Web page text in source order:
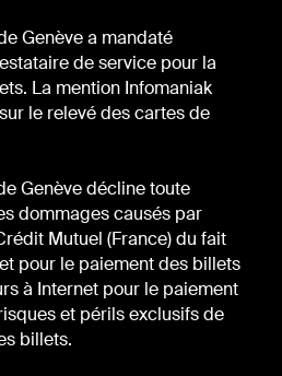
Genève a mandaté
de service pour la
La mention Infomaniak
le relevé des cartes de
Genève décline toute
dommages causés par
Mutuel (France) du fait
pour le paiement des billets
à Internet pour le paiement
et périls exclusifs de
billets.